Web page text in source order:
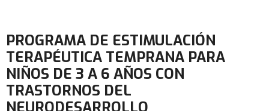
PROGRAMA DE ESTIMULACIÓN
TERAPÉUTICA TEMPRANA PARA
NIÑOS DE 3 A 6 AÑOS CON
TRASTORNOS DEL